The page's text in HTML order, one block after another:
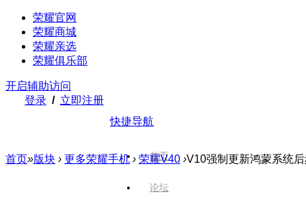
荣耀官网
荣耀商城
荣耀亲选
荣耀俱乐部
开启辅助访问
登录 / 立即注册
快捷导航
首页
论坛
首页»版块 › 更多荣耀手机 › 荣耀V40 ›V10强制更新鸿蒙系统